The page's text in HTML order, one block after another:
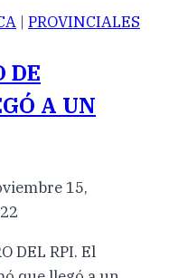
| PROVINCIALES
DE
A UN
15,
DEL RPI. El